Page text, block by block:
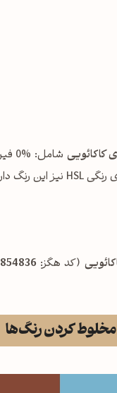
کاکائویی
(کد هگز: 854836
مخلوط کردن رنگ‌ها